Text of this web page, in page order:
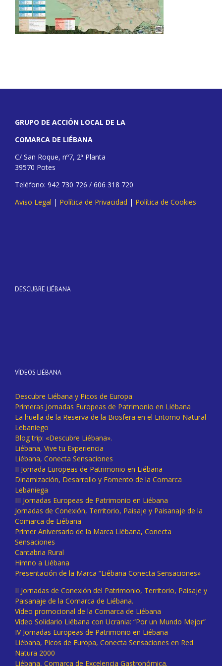
GRUPO DE ACCIÓN LOCAL DE LA
COMARCA DE LIÉBANA
C/ San Roque, nº7, 2ª Planta
39570 Potes
Teléfono: 942 730 726 / 606 318 720
Aviso Legal | Política de Privacidad | Política de Cookies
DESCUBRE LIÉBANA
VÍDEOS LIÉBANA
Descubre Liébana y Picos de Europa
Primeras Jornadas Europeas de Patrimonio en Liébana
La huella de la Reserva de la Biosfera en el Entorno Natural
Lebaniego
Blog trip: «Descubre Liébana».
Liébana, Vive tu Experiencia
Liébana, Conecta Sensaciones
II Jornada Europeas de Patrimonio en Liébana
Dinamización, Desarrollo y Fomento de la Comarca
Lebaniega
III Jornadas Europeas de Patrimonio en Liébana
Jornadas de Conexión, Territorio, Paisaje y Paisanaje de la
Comarca de Liébana
Primer Aniversario de la Marca Liébana, Conecta
Sensaciones
Cantabria Rural
Himno a Liébana
Presentación de la Marca “Liébana Conecta Sensaciones»
II Jornadas de Conexión del Patrimonio, Territorio, Paisaje y
Paisanaje de la Comarca de Liébana.
Vídeo promocional de la Comarca de Liébana
Vídeo Solidario Liébana con Ucrania: “Por un Mundo Mejor”
IV Jornadas Europeas de Patrimonio en Liébana
Liébana, Picos de Europa, Conecta Sensaciones en Red
Natura 2000
Liébana, Comarca de Excelencia Gastronómica.